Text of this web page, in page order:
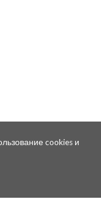
cookies и